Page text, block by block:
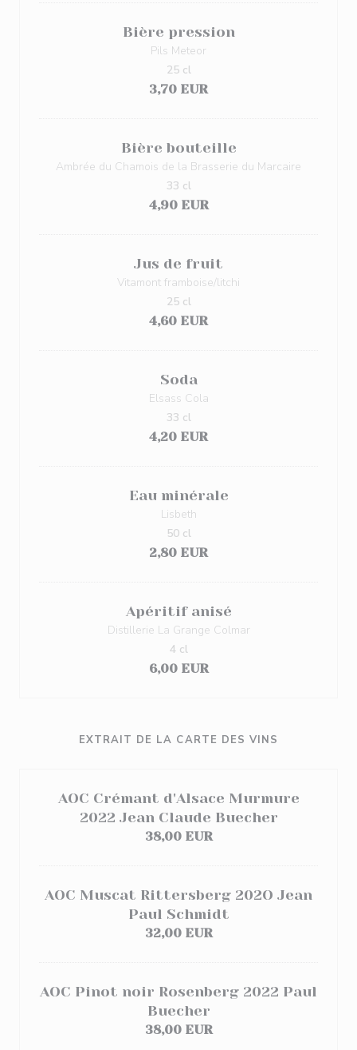
Bière pression
Pils Meteor
3,70 EUR
25 cl
Bière bouteille
Ambrée du Chamois de la Brasserie du Marcaire
4,90 EUR
33 cl
Jus de fruit
Vitamont framboise/litchi
4,60 EUR
25 cl
Soda
Elsass Cola
4,20 EUR
33 cl
Eau minérale
Lisbeth
2,80 EUR
50 cl
Apéritif anisé
Distillerie La Grange Colmar
6,00 EUR
4 cl
EXTRAIT DE LA CARTE DES VINS
AOC Crémant d'Alsace Murmure
2022 Jean Claude Buecher
38,00 EUR
AOC Muscat Rittersberg 202O Jean
Paul Schmidt
32,00 EUR
AOC Pinot noir Rosenberg 2022 Paul
Buecher
38,00 EUR